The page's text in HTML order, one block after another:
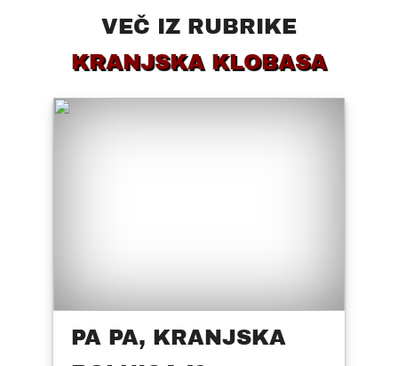
VEČ IZ RUBRIKE
KRANJSKA KLOBASA
PA PA, KRANJSKA